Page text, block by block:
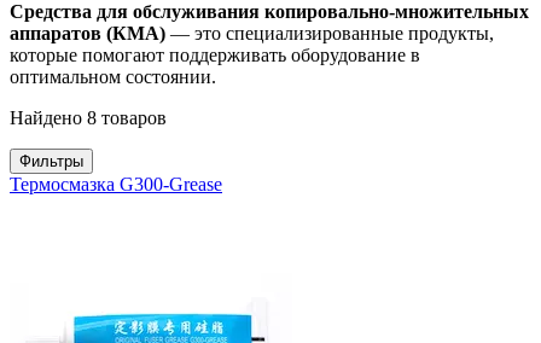
Средства для обслуживания копировально-множительных
аппаратов (КМА) — это специализированные продукты,
которые помогают поддерживать оборудование в
оптимальном состоянии.
Найдено 8 товаров
Фильтры
Термосмазка G300-Grease